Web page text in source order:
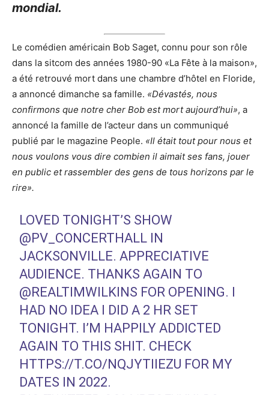
mondial.
Le comédien américain Bob Saget, connu pour son rôle
dans la sitcom des années 1980-90 «La Fête à la maison»,
a été retrouvé mort dans une chambre d’hôtel en Floride,
a annoncé dimanche sa famille. «Dévastés, nous
confirmons que notre cher Bob est mort aujourd’hui», a
annoncé la famille de l’acteur dans un communiqué
publié par le magazine People. «Il était tout pour nous et
nous voulons vous dire combien il aimait ses fans, jouer
en public et rassembler des gens de tous horizons par le
rire».
LOVED TONIGHT’S SHOW
@PV_CONCERTHALL IN
JACKSONVILLE. APPRECIATIVE
AUDIENCE. THANKS AGAIN TO
@REALTIMWILKINS FOR OPENING. I
HAD NO IDEA I DID A 2 HR SET
TONIGHT. I’M HAPPILY ADDICTED
AGAIN TO THIS SHIT. CHECK
HTTPS://T.CO/NQJYTIIEZU FOR MY
DATES IN 2022.